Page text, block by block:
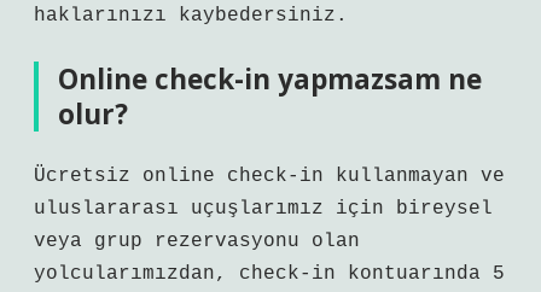
haklarınızı kaybedersiniz.
Online check-in yapmazsam ne
olur?
Ücretsiz online check-in kullanmayan ve
uluslararası uçuşlarımız için bireysel
veya grup rezervasyonu olan
yolcularımızdan, check-in kontuarında 5